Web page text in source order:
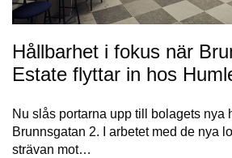
Hållbarhet i fokus när
Estate flyttar in hos
Nu slås portarna upp till bolagets nya
Brunnsgatan 2. I arbetet med de nya
strävan mot…